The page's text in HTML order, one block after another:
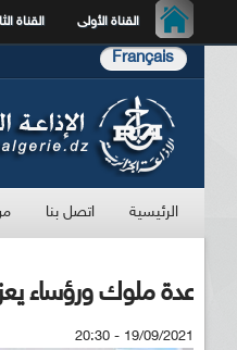
القناة الأولى القناة
Français
الرئيسية اتصل بنا
عدة ملوك ورؤساء
19/09/2021 - 20:30